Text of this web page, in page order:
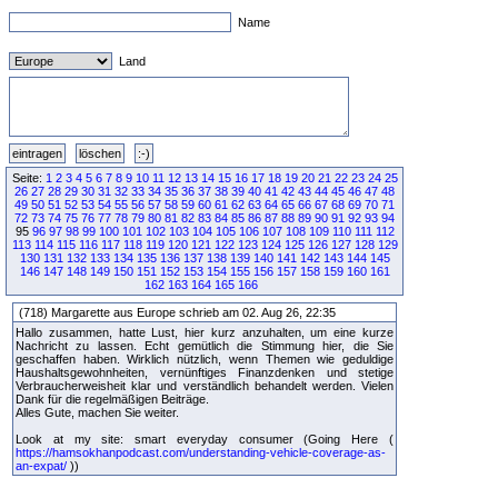
Name
Land
Seite: 1 2 3 4 5 6 7 8 9 10 11 12 13 14 15 16 17 18 19 20 21 22 23 24 25
26 27 28 29 30 31 32 33 34 35 36 37 38 39 40 41 42 43 44 45 46 47 48
49 50 51 52 53 54 55 56 57 58 59 60 61 62 63 64 65 66 67 68 69 70 71
72 73 74 75 76 77 78 79 80 81 82 83 84 85 86 87 88 89 90 91 92 93 94
95 96 97 98 99 100 101 102 103 104 105 106 107 108 109 110 111 112
113 114 115 116 117 118 119 120 121 122 123 124 125 126 127 128 129
130 131 132 133 134 135 136 137 138 139 140 141 142 143 144 145
146 147 148 149 150 151 152 153 154 155 156 157 158 159 160 161
162 163 164 165 166
(718) Margarette aus Europe schrieb am 02. Aug 26, 22:35
Hallo zusammen, hatte Lust, hier kurz anzuhalten, um eine kurze
Nachricht zu lassen. Echt gemütlich die Stimmung hier, die Sie
geschaffen haben. Wirklich nützlich, wenn Themen wie geduldige
Haushaltsgewohnheiten, vernünftiges Finanzdenken und stetige
Verbraucherweisheit klar und verständlich behandelt werden. Vielen
Dank für die regelmäßigen Beiträge.
Alles Gute, machen Sie weiter.
Look at my site: smart everyday consumer (Going Here (
https://hamsokhanpodcast.com/understanding-vehicle-coverage-as-
an-expat/ ))